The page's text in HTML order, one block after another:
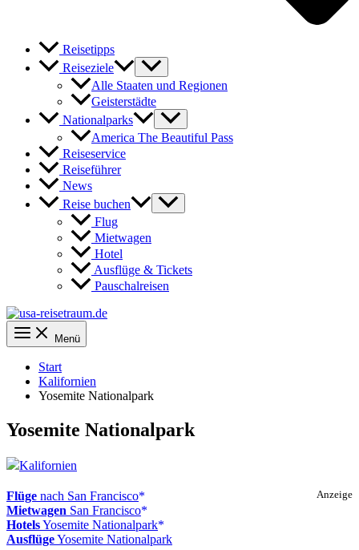
Reisetipps
Reiseziele
Alle Staaten und Regionen
Geisterstädte
Nationalparks
America The Beautiful Pass
Reiseservice
Reiseführer
News
Reise buchen
Flug
Mietwagen
Hotel
Ausflüge & Tickets
Pauschalreisen
Menü
Start
Kalifornien
Yosemite Nationalpark
Yosemite Nationalpark
Kalifornien
Anzeige
Flüge nach San Francisco
Mietwagen San Francisco
HotelsYosemite Nationalpark
AusflügeYosemite Nationalpark